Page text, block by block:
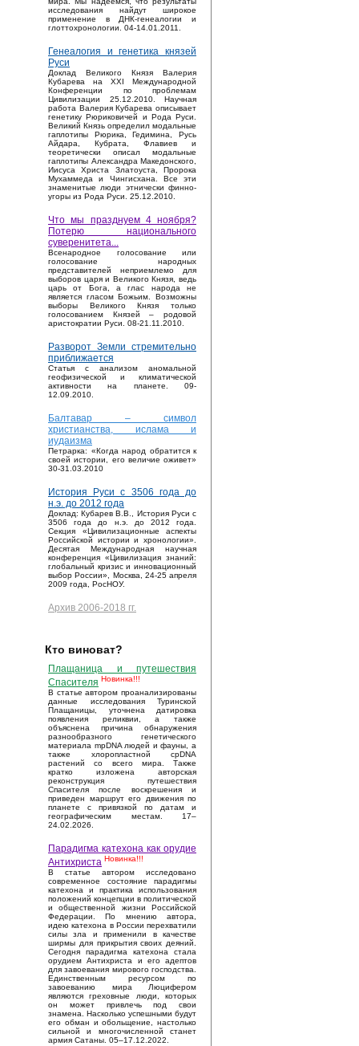
исследования найдут широкое
применение в ДНК-генеалогии и
глоттохронологии. 04-14.01.2011.
Генеалогия и генетика князей
Руси
Доклад Великого Князя Валерия
Кубарева на XXI Международной
Конференции по проблемам
Цивилизации 25.12.2010. Научная
работа Валерия Кубарева описывает
генетику Рюриковичей и Рода Руси.
Великий Князь определил модальные
гаплотипы Рюрика, Гедимина, Русь
Айдара, Кубрата, Флавиев и
теоретически описал модальные
гаплотипы Александра Македонского,
Иисуса Христа Златоуста, Пророка
Мухаммеда и Чингисхана. Все эти
знаменитые люди этнически финно-
угоры из Рода Руси. 25.12.2010.
Что мы празднуем 4 ноября?
Потерю национального
суверенитета...
Bсенародное голосование или
голосование народных
представителей неприемлемо для
выборов царя и Великого Князя, ведь
царь от Бога, а глас народа не
является гласом Божьим. Возможны
выборы Великого Князя только
голосованием Князей – родовой
аристократии Руси. 08-21.11.2010.
Разворот Земли стремительно
приближается
Статья с анализом аномальной
геофизической и климатической
активности на планете. 09-
12.09.2010.
Балтавар – символ
христианства, ислама и
иудаизма
Петрарка: «Когда народ обратится к
своей истории, его величие оживет»
30-31.03.2010
История Руси с 3506 года до
н.э. до 2012 года
Доклад: Кубарев В.В., История Руси с
3506 года до н.э. до 2012 года.
Секция «Цивилизационные аспекты
Российской истории и хронологии».
Десятая Международная научная
конференция «Цивилизация знаний:
глобальный кризис и инновационный
выбор России», Москва, 24-25 апреля
2009 года, РосНОУ.
Архив 2006-2018 гг.
Кто виноват?
Плащаница и путешествия
Спасителя Новинка!!!
В статье автором проанализированы
данные исследования Туринской
Плащаницы, уточнена датировка
появления реликвии, а также
объяснена причина обнаружения
разнообразного генетического
материала mpDNA людей и фауны, а
также хлоропластной cpDNA
растений со всего мира. Также
кратко изложена авторская
реконструкция путешествия
Спасителя после воскрешения и
приведен маршрут его движения по
планете с привязкой по датам и
географическим местам. 17–
24.02.2026.
Парадигма катехона как орудие
Антихриста Новинка!!!
В статье автором исследовано
современное состояние парадигмы
катехона и практика использования
положений концепции в политической
и общественной жизни Российской
Федерации. По мнению автора,
идею катехона в России перехватили
силы зла и применили в качестве
ширмы для прикрытия своих деяний.
Сегодня парадигма катехона стала
орудием Антихриста и его адептов
для завоевания мирового господства.
Единственным ресурсом по
завоеванию мира Люцифером
являются греховные люди, которых
он может привлечь под свои
знамена. Насколько успешными будут
его обман и обольщение, настолько
сильной и многочисленной станет
армия Сатаны. 05–17.12.2022.